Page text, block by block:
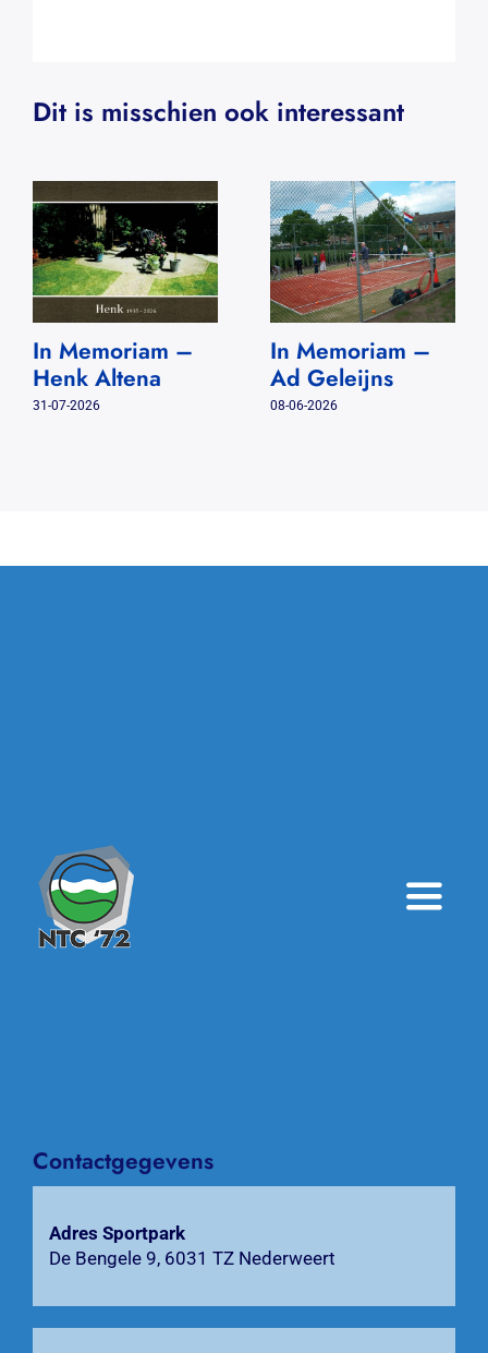
Dit is misschien ook interessant
In Memoriam –
Henk Altena
31-07-2026
In Memoriam –
Ad Geleijns
08-06-2026
Toggle
Activiteiten
Agenda
Contactgegevens
Adres Sportpark
De Bengele 9, 6031 TZ Nederweert